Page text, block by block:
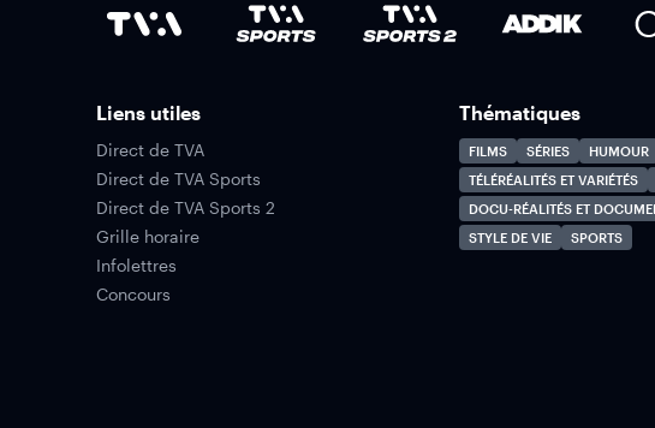
Liens utiles
Direct de TVA
Direct de TVA Sports
Direct de TVA Sports 2
Grille horaire
Infolettres
Concours
Thématiques
FILMS SÉRIES
HUMOUR
TÉLÉRÉALITÉS ET VARIÉTÉS
DOCU-RÉALITÉS ET
STYLE DE VIE
SPORTS